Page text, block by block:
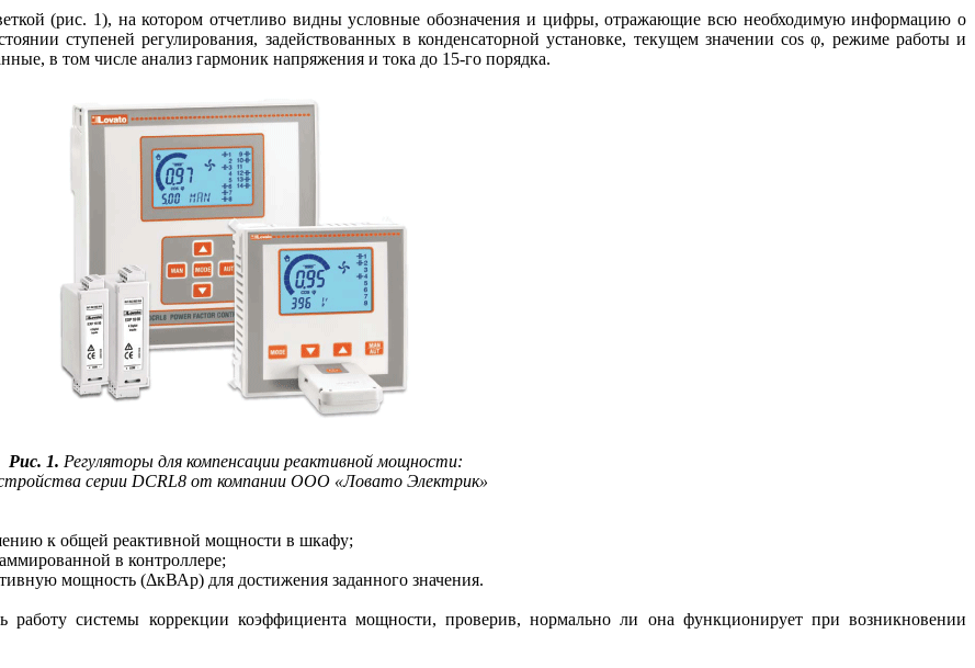
(рис. 1), на котором отчетливо видны условные обозначения и цифры, отражающие всю необходимую информацию о
ступеней регулирования, задействованных в конденсаторной установке, текущем значении cos φ, режиме работы и
в том числе анализ гармоник напряжения и тока до 15-го порядка.
Рис. 1. Регуляторы для компенсации реактивной мощности:
серии DCRL8 от компании ООО «Ловато Электрик»
к общей реактивной мощности в шкафу;
в контроллере;
мощность (ΔкВАр) для достижения заданного значения.
работу системы коррекции коэффициента мощности, проверив, нормально ли она функционирует при возникновении